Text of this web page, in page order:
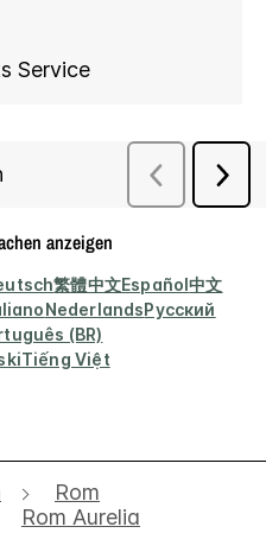
anzeigen
繁體中文Español中文
NederlandsРусский
(BR)
Tiếng Việt
Rom
Rom Aurelia